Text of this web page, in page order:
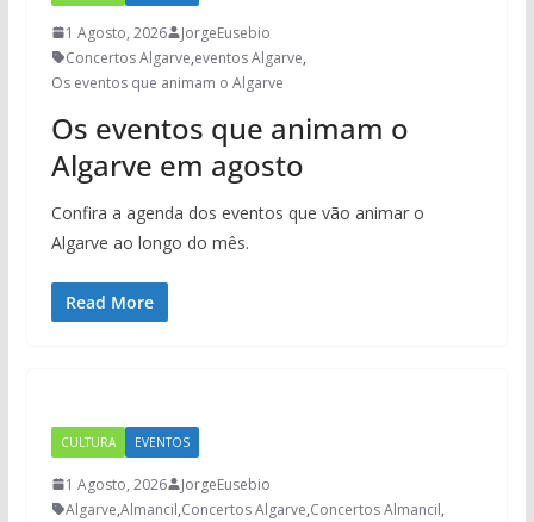
1 Agosto, 2026
JorgeEusebio
Concertos Algarve,eventos Algarve,
Os eventos que animam o Algarve
Os eventos que animam o
Algarve em agosto
Confira a agenda dos eventos que vão animar o
Algarve ao longo do mês.
Read More
CULTURA EVENTOS
1 Agosto, 2026
JorgeEusebio
Algarve,Almancil,Concertos Algarve,Concertos Almancil,